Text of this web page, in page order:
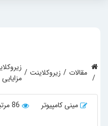
مقالات زیروکلاینت
مینی کامپیوتر 86 مرتبه